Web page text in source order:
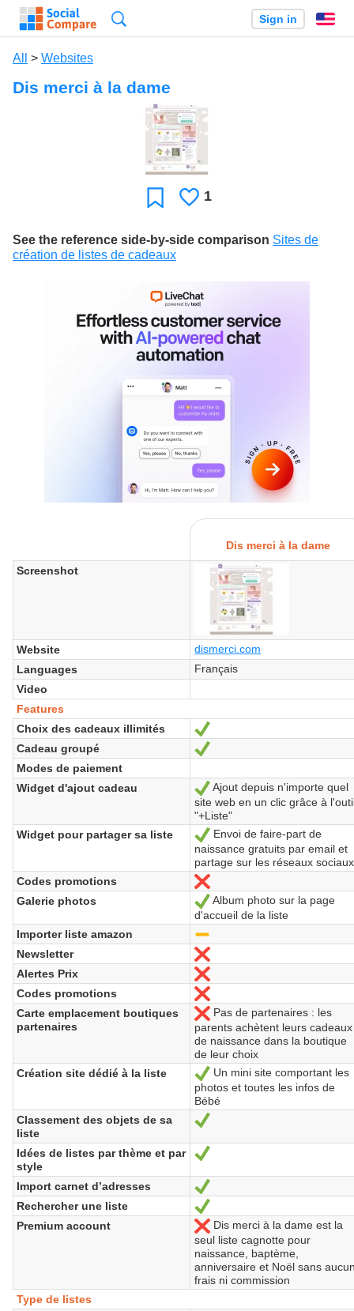
Sign in
All > Websites
Dis merci à la dame
FavoriteLikes
1
See the reference side-by-side comparison Sites de
création de listes de cadeaux
Dis merci à la dame
Screenshot
Website
dismerci.com
Languages
Français
Video
Features
Choix des cadeaux illimités
Yes
Cadeau groupé
Modes de paiement
Widget d'ajout cadeau
Yes
Ajout depuis n'importe quel
site web en un clic grâce à
"+Liste"
Widget pour partager sa liste
Yes
Envoi de faire-part de
naissance gratuits par email et
partage sur les réseaux sociaux
Codes promotions
No
Galerie photos
Yes
Album photo sur la page
d'accueil de la liste
Importer liste amazon
Newsletter
No
Alertes Prix
No
Codes promotions
No
Carte emplacement boutiques
partenaires
No
Pas de partenaires : les
parents achètent leurs cadeaux
de naissance dans la boutique
de leur choix
Création site dédié à la liste
Yes
Un mini site comportant les
photos et toutes les infos de
Bébé
Classement des objets de sa
liste
Idées de listes par thème et par
style
Yes
Import carnet d’adresses
Rechercher une liste
Yes
Premium account
No
Dis merci à la dame est la
seul liste cagnotte pour
naissance, baptème,
anniversaire et Noël sans
frais ni commission
Type de listes